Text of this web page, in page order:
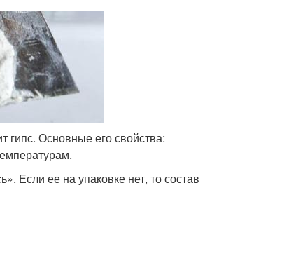
гипс. Основные его свойства:
Если ее на упаковке нет, то состав